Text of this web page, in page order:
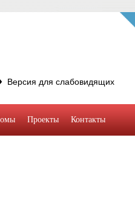
Версия для слабовидящих
Проекты Контакты